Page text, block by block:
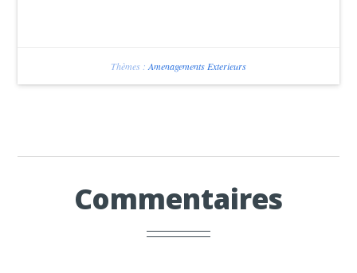
Thèmes :Amenagements Exterieurs
Commentaires